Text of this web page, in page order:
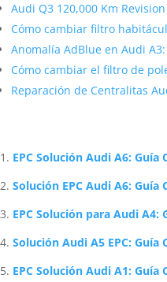
Audi Q3 120,000 Km
Cómo cambiar filtro
Anomalía AdBlue en Audi
Cómo cambiar el filtro de
Reparación de Centralitas
EPC Solución Audi A6: Guía
Solución EPC Audi A6: Guía
EPC Solución para Audi A4:
Solución Audi A5 EPC: Guía
EPC Solución Audi A1: Guía